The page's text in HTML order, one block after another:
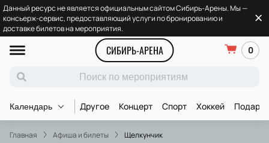
Данный ресурс не является официальным сайтом Сибирь-Арены. Мы —
консьерж-сервис, предоставляющий услуги по бронированию и
доставке билетов на мероприятия.
СИБИРЬ-АРЕНА 0
Календарь Другое Концерт Спорт Хоккей
Главная Афиша и билеты Щелкунчик